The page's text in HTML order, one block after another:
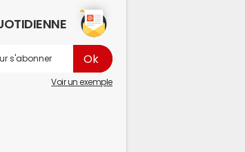
Voir un exemple